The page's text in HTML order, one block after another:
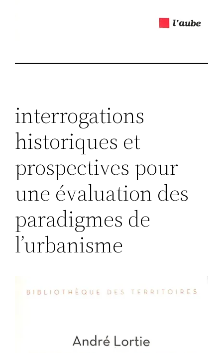
interrogations
historiques et
prospectives pour
une évaluation des
paradigmes de
l’urbanisme